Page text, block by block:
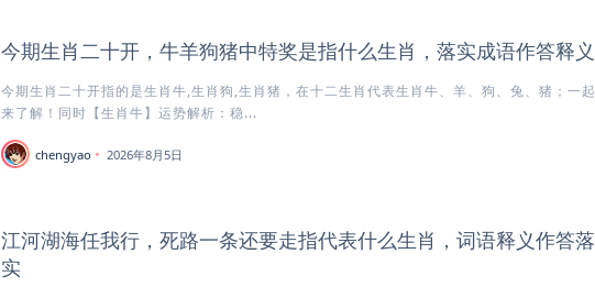
今期生肖二十开，牛羊狗猪中特奖是指什么生肖，落实成语作答释义
今期生肖二十开指的是生肖牛,生肖狗,生肖猪，在十二生肖代表生肖牛、羊、狗、兔、猪；一起
来了解！同时【生肖牛】运势解析：稳...
chengyao 2026年8月5日
江河湖海任我行，死路一条还要走指代表什么生肖，词语释义作答落
实